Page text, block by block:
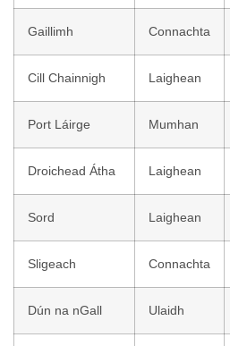
Gaillimh Connachta
Cill Chainnigh Laighean
Port Láirge Mumhan
Droichead Átha Laighean
Sord Laighean
Sligeach Connachta
Dún na nGall Ulaidh